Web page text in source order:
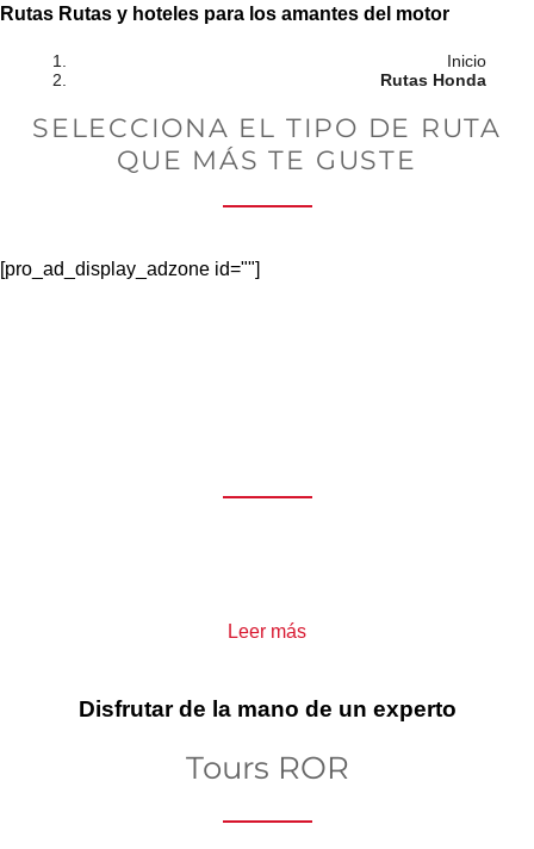
Saltar
contenido
Rutas Rutas y hoteles para los amantes del motor
Inicio
Rutas Honda
SELECCIONA EL TIPO DE RUTA
QUE MÁS TE GUSTE
[pro_ad_display_adzone id=""]
Leer más
Disfrutar de la mano de un experto
Tours ROR